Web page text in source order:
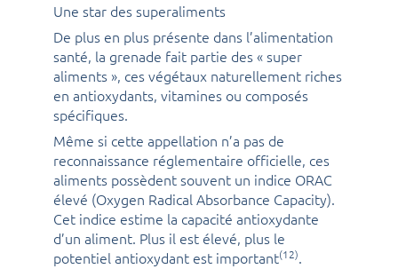
Une star des superaliments
De plus en plus présente dans l’alimentation
santé, la grenade fait partie des « super
aliments », ces végétaux naturellement riches
en antioxydants, vitamines ou composés
spécifiques.
Même si cette appellation n’a pas de
reconnaissance réglementaire officielle, ces
aliments possèdent souvent un indice ORAC
élevé (Oxygen Radical Absorbance Capacity).
Cet indice estime la capacité antioxydante
d’un aliment. Plus il est élevé, plus le
potentiel antioxydant est important(12).